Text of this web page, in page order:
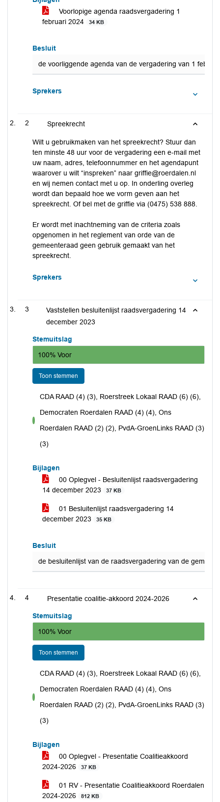
Voorlopige agenda raadsvergadering 1
februari 2024
34 KB
Besluit
de voorliggende agenda van de vergadering van 1
Sprekers
2 Spreekrecht
Wilt u gebruikmaken van het spreekrecht? Stuur dan
ten minste 48 uur voor de vergadering een e-mail met
uw naam, adres, telefoonnummer en het agendapunt
waarover u wilt “inspreken” naar griffie@roerdalen.nl
en wij nemen contact met u op. In onderling overleg
wordt dan bepaald hoe we vorm geven aan het
spreekrecht. Of bel met de griffie via (0475) 538 888.
Er wordt met inachtneming van de criteria zoals
opgenomen in het reglement van orde van de
gemeenteraad geen gebruik gemaakt van het
spreekrecht.
Sprekers
3
Vaststellen besluitenlijst raadsvergadering 14
december 2023
Stemuitslag
100% Voor
Toon stemmen
voor
CDA RAAD (4) (3), Roerstreek Lokaal RAAD (6) (6),
Democraten Roerdalen RAAD (4) (4), Ons
Roerdalen RAAD (2) (2), PvdA-GroenLinks RAAD (3)
(3)
Bijlagen
00 Oplegvel - Besluitenlijst raadsvergadering
14 december 2023
37 KB
01 Besluitenlijst raadsvergadering 14
december 2023
35 KB
Besluit
de besluitenlijst van de raadsvergadering van de
4 Presentatie coalitie-akkoord 2024-2026
Stemuitslag
100% Voor
Toon stemmen
voor
CDA RAAD (4) (3), Roerstreek Lokaal RAAD (6) (6),
Democraten Roerdalen RAAD (4) (4), Ons
Roerdalen RAAD (2) (2), PvdA-GroenLinks RAAD (3)
(3)
Bijlagen
00 Oplegvel - Presentatie Coalitieakkoord
2024-2026
37 KB
01 RV - Presentatie Coalitieakkoord Roerdalen
2024-2026
812 KB